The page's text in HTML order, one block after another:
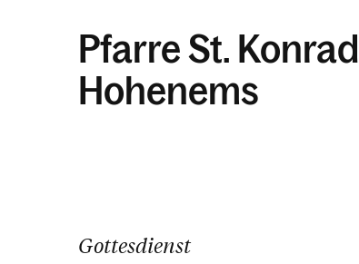
Pfarre St. Konrad
Hohenems
Gottesdienst